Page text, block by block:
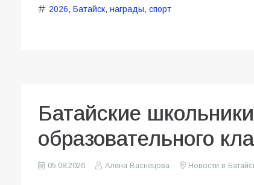
2026, Батайск, награды, спорт
Батайские
образовательного
05.08.2026 Алена Васнецова Новости в